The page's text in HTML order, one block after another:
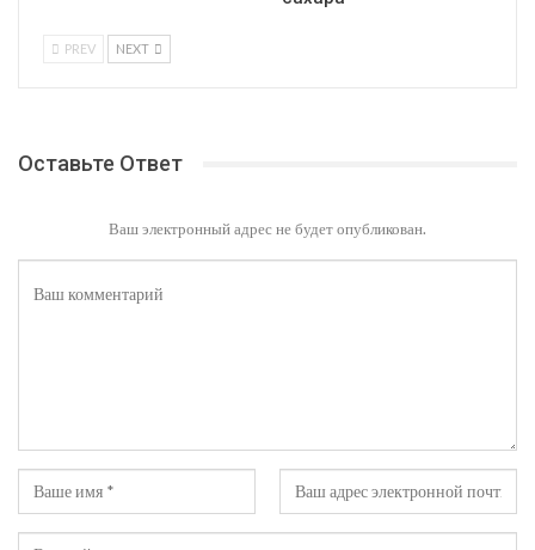
PREV NEXT
Оставьте Ответ
Ваш электронный адрес не будет опубликован.